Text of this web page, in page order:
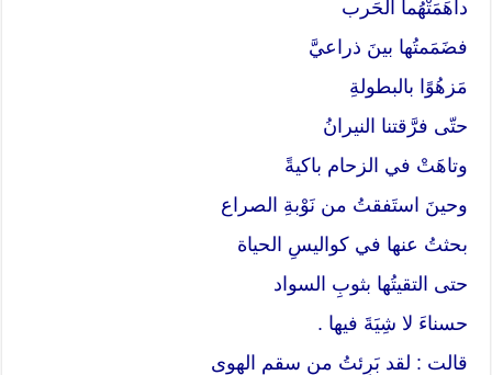
داهَمَتْهُما الحَرب
فضَمَمتُها بينَ ذراعيَّ
مَزهُوًا بالبطولةِ
حتّى فرَّقتنا النيرانُ
وتاهَتْ في الزحام باكيةً
وحينَ استَفقتُ من نَوْبةِ الصراع
بحثتُ عنها في كواليسِ الحياة
حتى التقيتُها بثوبِ السواد
حسناءَ لا شِيَةَ فيها .
قالت : لقد بَرِئتُ من سقمِ الهوى